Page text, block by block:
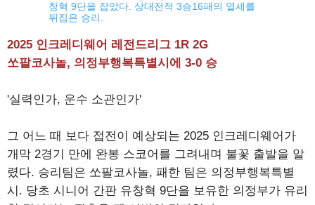
창혁 9단을 잡았다. 상대전적 3승16패의 열세를
뒤집은 승리.
2025 인크레디웨어 레전드리그 1R 2G
쏘팔코사놀, 의정부행복특별시에 3-0 승
'실력인가, 운수 소관인가'
그 어느 때 보다 접전이 예상되는 2025 인크레디웨어가
개막 2경기 만에 완봉 스코어를 그려내며 불꽃 출발을 알
렸다. 승리팀은 쏘팔코사놀, 패한 팀은 의정부행복특별
시. 당초 시니어 간판 유창혁 9단을 보유한 의정부가 유리